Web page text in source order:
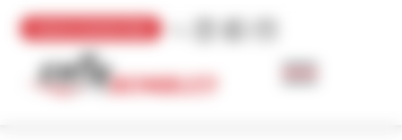
Panneau de gestion des cookies